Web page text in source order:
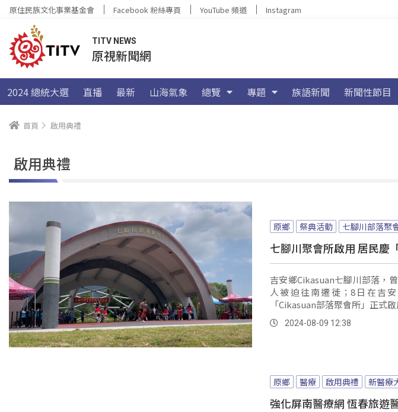
原住民族文化事業基金會 Facebook 粉絲專頁 YouTube 頻道 Instagram
TITV NEWS
原視新聞網
2024 總統大選 直播 最新 山海氣象 總覽 專題 族語新聞 新聞性節目
首頁 啟用典禮
啟用典禮
原鄉 祭典活動 七腳川部落聚
七腳川聚會所啟用 居民慶
吉安鄉Cikasuan七腳川部落，
人被迫往南遷徙；8日在吉
「Cikasuan部落聚會所」正式啟
2024-08-09 12:38
原鄉 醫療 啟用典禮 新醫療
強化屏南醫療網 恆春旅遊